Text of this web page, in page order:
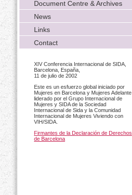
Document Centre & Archives
News
Links
Contact
XIV Conferencia Internacional de SIDA,
Barcelona, España,
11 de julio de 2002
Este es un esfuerzo global iniciado por
Mujeres en Barcelona y Mujeres Adelante
liderado por el Grupo Internacional de
Mujeres y SIDA de la Sociedad
Internacional de Sida y la Comunidad
Internacional de Mujeres Viviendo con
VIH/SIDA.
Firmantes de la Declaración de Derechos
de Barcelona